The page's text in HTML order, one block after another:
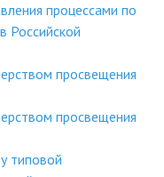
процессами по
Российской
просвещения
просвещения
типовой